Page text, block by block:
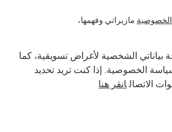
الخصوصية مازيراتي وفهمها،
بياناتي الشخصية لأغراض تسويقية، كما
2 من سياسة الخصوصية. إذا كنت تريد تحديد
الاتصال انقر هنا